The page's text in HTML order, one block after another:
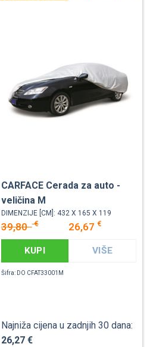
CARFACE Cerada za auto -
veličina M
DIMENZIJE [CM]: 432 X 165 X 119
39,80€ 26,67 €
KUPI VIŠE
Šifra: DO CFAT33001M
Najniža cijena u zadnjih 30 dana:
26,27 €